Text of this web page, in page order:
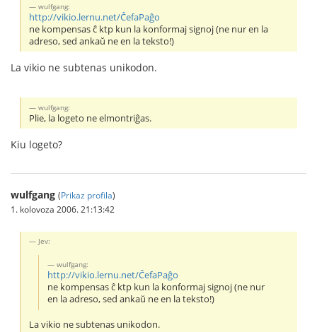
wulfgang:
http://vikio.lernu.net/ĈefaPaĝo
ne kompensas ĉ ktp kun la konformaj signoj (ne nur en la
adreso, sed ankaŭ ne en la teksto!)
La vikio ne subtenas unikodon.
wulfgang:
Plie, la logeto ne elmontriĝas.
Kiu logeto?
wulfgang (Prikaz profila)
1. kolovoza 2006. 21:13:42
Jev:
wulfgang:
http://vikio.lernu.net/ĈefaPaĝo
ne kompensas ĉ ktp kun la konformaj signoj (ne nur
en la adreso, sed ankaŭ ne en la teksto!)
La vikio ne subtenas unikodon.